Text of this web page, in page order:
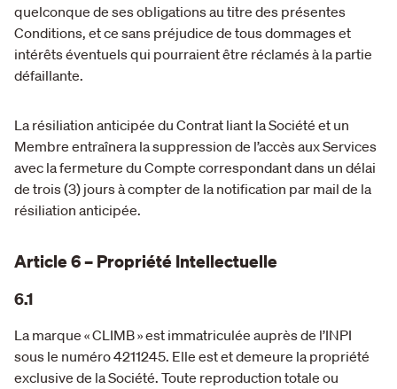
quelconque de ses obligations au titre des présentes
Conditions, et ce sans préjudice de tous dommages et
intérêts éventuels qui pourraient être réclamés à la partie
défaillante.
La résiliation anticipée du Contrat liant la Société et un
Membre entraînera la suppression de l’accès aux Services
avec la fermeture du Compte correspondant dans un délai
de trois (3) jours à compter de la notification par mail de la
résiliation anticipée.
Article 6 – Propriété Intellectuelle
6.1
La marque « CLIMB » est immatriculée auprès de l’INPI
sous le numéro 4211245. Elle est et demeure la propriété
exclusive de la Société. Toute reproduction totale ou